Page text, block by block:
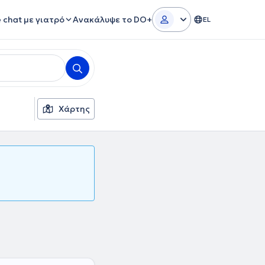
chat με γιατρό Ανακάλυψε το DO+ EL
Χάρτης